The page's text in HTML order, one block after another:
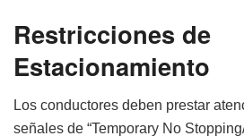
Restricciones de
Estacionamiento
Los conductores deben prestar
señales de “Temporary No